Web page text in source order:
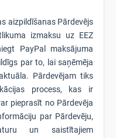
aizpildīšanas Pārdevējs
izmaksu uz EEZ
PayPal maksājuma
par to, lai saņēmēja
Pārdevējam tiks
process, kas ir
pieprasīt no Pārdevēja
par Pārdevēju,
un saistītajiem